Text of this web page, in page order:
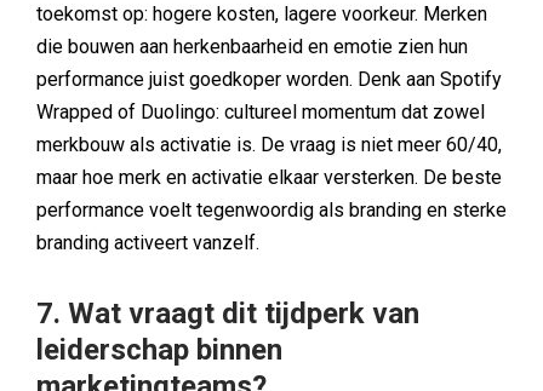
toekomst op: hogere kosten, lagere voorkeur. Merken
die bouwen aan herkenbaarheid en emotie zien hun
performance juist goedkoper worden. Denk aan Spotify
Wrapped of Duolingo: cultureel momentum dat zowel
merkbouw als activatie is. De vraag is niet meer 60/40,
maar hoe merk en activatie elkaar versterken. De beste
performance voelt tegenwoordig als branding en sterke
branding activeert vanzelf.
7. Wat vraagt dit tijdperk van
leiderschap binnen